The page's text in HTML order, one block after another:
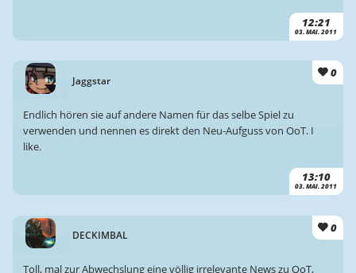
12:21
03. MAI. 2011
Jaggstar
0
13:10
03. MAI. 2011
Endlich hören sie auf andere Namen für das selbe Spiel zu
verwenden und nennen es direkt den Neu-Aufguss von OoT. I
like.
DECKIMBAL
0
Toll, mal zur Abwechslung eine völlig irrelevante News zu OoT,